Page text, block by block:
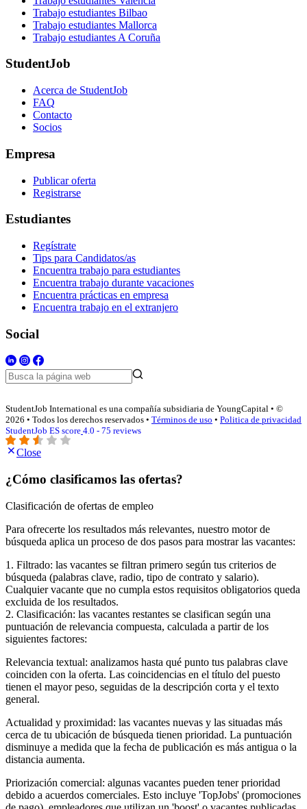
Trabajo estudiantes Bilbao
Trabajo estudiantes Mallorca
Trabajo estudiantes A Coruña
StudentJob
Acerca de StudentJob
FAQ
Contacto
Socios
Empresa
Publicar oferta
Registrarse
Estudiantes
Regístrate
Tips para Candidatos/as
Encuentra trabajo para estudiantes
Encuentra trabajo durante vacaciones
Encuentra prácticas en empresa
Encuentra trabajo en el extranjero
Social
StudentJob International es una compañía subsidiaria de YoungCapital • ©
2026 • Todos los derechos reservados • Términos de uso • Politica de privacidad
StudentJob ES score 4.0 - 75 reviews
Close
¿Cómo clasificamos las ofertas?
Clasificación de ofertas de empleo
Para ofrecerte los resultados más relevantes, nuestro motor de
búsqueda aplica un proceso de dos pasos para mostrar las vacantes:
1. Filtrado: las vacantes se filtran primero según tus criterios de
búsqueda (palabras clave, radio, tipo de contrato y salario).
Cualquier vacante que no cumpla estos requisitos obligatorios queda
excluida de los resultados.
2. Clasificación: las vacantes restantes se clasifican según una
puntuación de relevancia compuesta, calculada a partir de los
siguientes factores:
Relevancia textual: analizamos hasta qué punto tus palabras clave
coinciden con la oferta. Las coincidencias en el título del puesto
tienen el mayor peso, seguidas de la descripción corta y el texto
general.
Actualidad y proximidad: las vacantes nuevas y las situadas más
cerca de tu ubicación de búsqueda tienen prioridad. La puntuación
disminuye a medida que la fecha de publicación es más antigua o la
distancia aumenta.
Priorización comercial: algunas vacantes pueden tener prioridad
debido a acuerdos comerciales. Esto incluye 'TopJobs' (promociones